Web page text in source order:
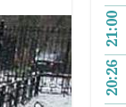
21:00
20:26